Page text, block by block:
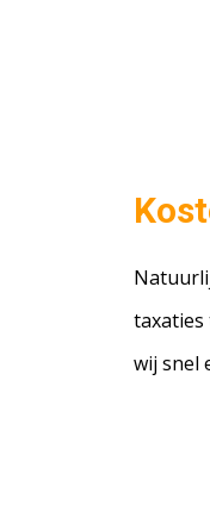
taxaties
wij snel